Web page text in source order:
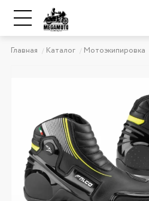
Главная Каталог Мотоэкипировка